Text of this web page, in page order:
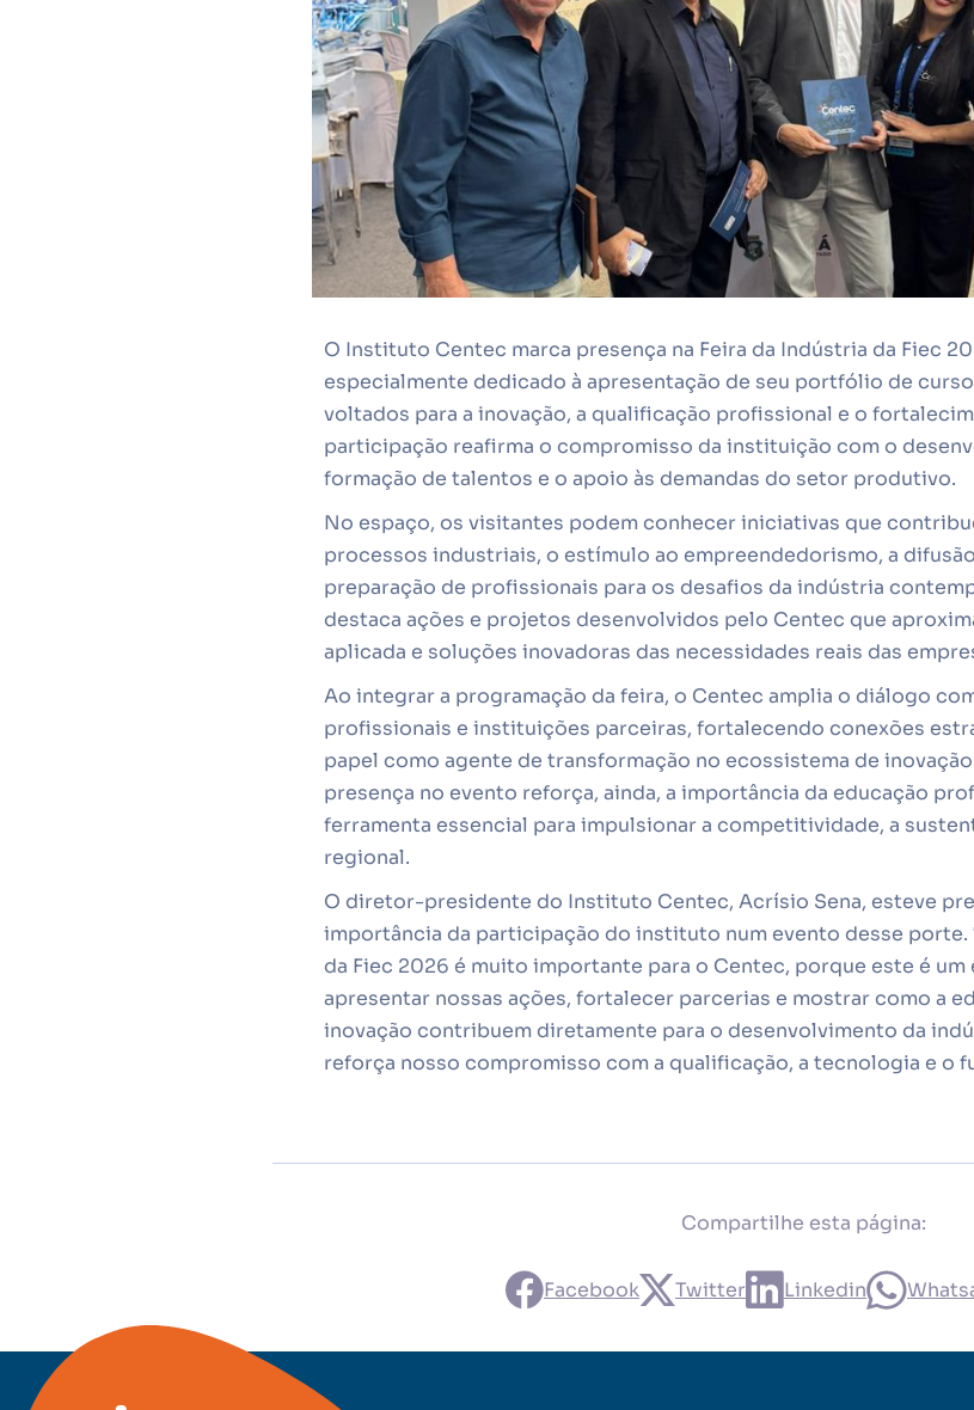
O Instituto Centec marca presença na Feira da Indústria da Fiec
especialmente dedicado à apresentação de seu portfólio de
voltados para a inovação, a qualificação profissional e o
participação reafirma o compromisso da instituição com o
formação de talentos e o apoio às demandas do setor produtivo.
No espaço, os visitantes podem conhecer iniciativas que
processos industriais, o estímulo ao empreendedorismo, a
preparação de profissionais para os desafios da indústria
destaca ações e projetos desenvolvidos pelo Centec que
aplicada e soluções inovadoras das necessidades reais das
Ao integrar a programação da feira, o Centec amplia o diálogo
profissionais e instituições parceiras, fortalecendo conexões
papel como agente de transformação no ecossistema de
presença no evento reforça, ainda, a importância da educação
ferramenta essencial para impulsionar a competitividade, a
regional.
O diretor-presidente do Instituto Centec, Acrísio Sena, esteve
importância da participação do instituto num evento desse porte.
da Fiec 2026 é muito importante para o Centec, porque este é
apresentar nossas ações, fortalecer parcerias e mostrar como a
inovação contribuem diretamente para o desenvolvimento da
reforça nosso compromisso com a qualificação, a tecnologia e o
Compartilhe esta página:
Facebook Twitter Linkedin